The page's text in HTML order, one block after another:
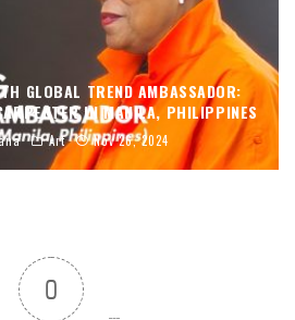
GLOBAL TREND AMBASSADOR:
IN MANILA, PHILIPPINES
Art Nov 26, 2024
0